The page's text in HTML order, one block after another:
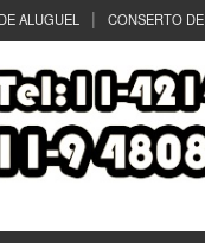
ALUGUEL CONSERTO